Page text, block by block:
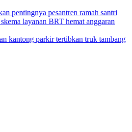
pentingnya pesantren ramah santri
layanan BRT hemat anggaran
kantong parkir tertibkan truk tambang